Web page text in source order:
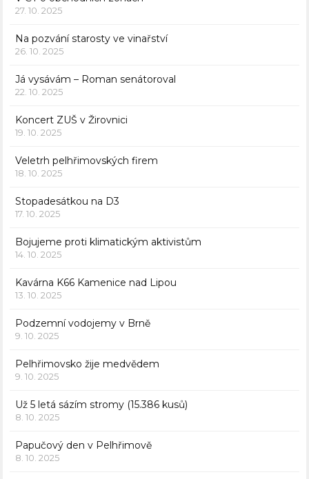
27. 10. 2025
Na pozvání starosty ve vinařství
26. 10. 2025
Já vysávám – Roman senátoroval
22. 10. 2025
Koncert ZUŠ v Žirovnici
19. 10. 2025
Veletrh pelhřimovských firem
18. 10. 2025
Stopadesátkou na D3
17. 10. 2025
Bojujeme proti klimatickým aktivistům
14. 10. 2025
Kavárna K66 Kamenice nad Lipou
13. 10. 2025
Podzemní vodojemy v Brně
9. 10. 2025
Pelhřimovsko žije medvědem
9. 10. 2025
Už 5 letá sázím stromy (15.386 kusů)
8. 10. 2025
Papučový den v Pelhřimově
8. 10. 2025